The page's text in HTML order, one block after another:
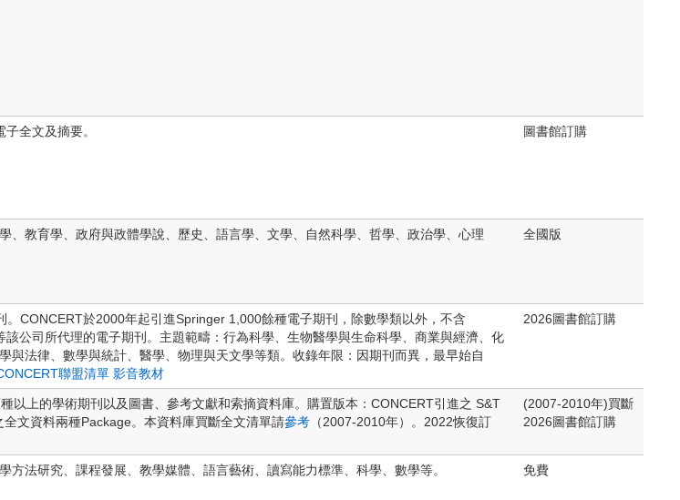
全文及摘要。 圖書館訂購
、教育學、政府與政體學說、歷史、語言學、文學、自然科學、哲學、政治學、心理
全國版
CONCERT於2000年起引進Springer 1,000餘種電子期刊，除數學類以外，不含
公司所代理的電子期刊。主題範疇：行為科學、生物醫學與生命科學、商業與經濟、化
法律、數學與統計、醫學、物理與天文學等類。收錄年限：因期刊而異，最早始自
聯盟清單 影音教材
2026圖書館訂購
以上的學術期刊以及圖書、參考文獻和索摘資料庫。購置版本：CONCERT引進之 S&T
文資料兩種Package。本資料庫買斷全文清單請參考 （2007-2010年）。2022恢復訂
(2007-2010年)買斷
2026圖書館訂購
法研究、課程發展、教學媒體、語言藝術、讀寫能力標準、科學、數學等。 免費